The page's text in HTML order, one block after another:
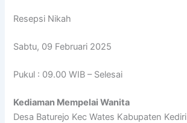
Resepsi Nikah
Sabtu, 09 Februari 2025
Pukul : 09.00 WIB – Selesai
Kediaman Mempelai Wanita
Desa Baturejo Kec Wates Kabupaten Kediri